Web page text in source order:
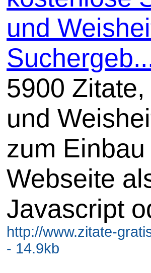
und
5900
und
zum
Webseite
Javascript
http://www.zitate-
- 14.9kb